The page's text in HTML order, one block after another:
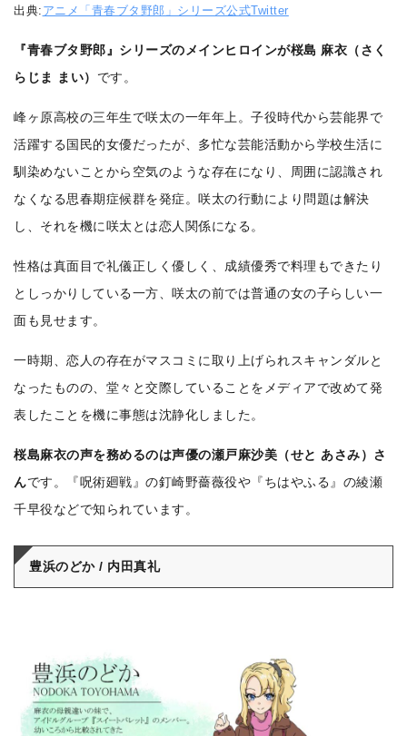
出典: アニメ「青春ブタ野郎」シリーズ公式Twitter
『青春ブタ野郎』シリーズのメインヒロインが桜島 麻衣（さく
らじま まい） です。
峰ヶ原高校の三年生で咲太の一年年上。子役時代から芸能界で
活躍する国民的女優だったが、多忙な芸能活動から学校生活に
馴染めないことから空気のような存在になり、周囲に認識され
なくなる思春期症候群を発症。咲太の行動により問題は解決
し、それを機に咲太とは恋人関係になる。
性格は真面目で礼儀正しく優しく、成績優秀で料理もできたり
としっかりしている一方、咲太の前では普通の女の子らしい一
面も見せます。
一時期、恋人の存在がマスコミに取り上げられスキャンダルと
なったものの、堂々と交際していることをメディアで改めて発
表したことを機に事態は沈静化しました。
桜島麻衣の声を務めるのは声優の瀬戸麻沙美（せと あさみ）さ
んです。『呪術廻戦』の釘崎野薔薇役や『ちはやふる』の綾瀬
千早役などで知られています。
豊浜のどか / 内田真礼